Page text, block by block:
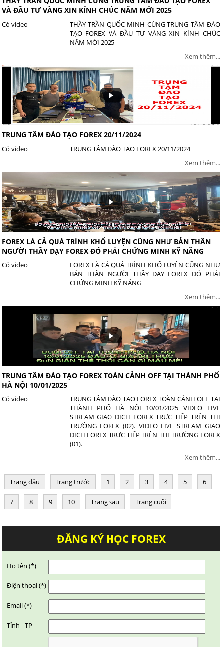
VÀ ĐẦU TƯ VÀNG XIN KÍNH CHÚC NĂM MỚI 2025
THẦY TRẦN QUỐC MINH CÙNG TRUNG TÂM ĐÀO
TẠO FOREX VÀ ĐẦU TƯ VÀNG XIN KÍNH CHÚC
NĂM MỚI 2025
Có video
Xem thêm...
TRUNG TÂM ĐÀO TẠO FOREX 20/11/2024
TRUNG TÂM ĐÀO TẠO FOREX 20/11/2024
Có video
Xem thêm...
FOREX LÀ CẢ QUÁ TRÌNH KHỔ LUYỆN CŨNG NHƯ BẢN THÂN
NGƯỜI THẦY DẠY FOREX ĐÓ PHẢI CHỨNG MINH KỸ NĂNG
FOREX LÀ CẢ QUÁ TRÌNH KHỔ LUYỆN CŨNG NHƯ
BẢN THÂN NGƯỜI THẦY DẠY FOREX ĐÓ PHẢI
CHỨNG MINH KỸ NĂNG
Có video
Xem thêm...
TRUNG TÂM ĐÀO TẠO FOREX TOÀN CẢNH OFF TẠI THÀNH PHỐ
HÀ NỘI 10/01/2025
TRUNG TÂM ĐÀO TẠO FOREX TOÀN CẢNH OFF TẠI
THÀNH PHỐ HÀ NỘI 10/01/2025 VIDEO LIVE
STREAM GIAO DỊCH FOREX TRỰC TIẾP TRÊN THỊ
TRƯỜNG FOREX (02). VIDEO LIVE STREAM GIAO
DỊCH FOREX TRỰC TIẾP TRÊN THỊ TRƯỜNG FOREX
(01).
Có video
Xem thêm...
Trang đầu Trang trước 1 2 3 4 5 6
7 8 9 10 Trang sau Trang cuối
ĐĂNG KÝ HỌC FOREX
Họ tên (*)
Điện thoại (*)
Email (*)
Tỉnh - TP